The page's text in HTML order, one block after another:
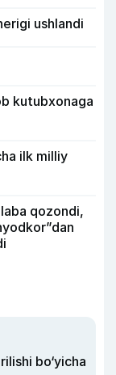
ushlandi
kutubxonaga
ilk milliy
qozondi,
bo‘yicha